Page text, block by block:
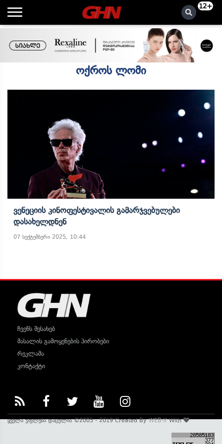
12+
ოქროს ლომი
Ვენეციის Კინოფესტივალის Გამარჯვებულები
Დასახელდნენ
07 სექტემბერი 2025, 10:44
ჩვენს შესახებ
მასალის გამოყენების პირობები
რეკლამა
კონტაქტი
ყველა უფლება დაცულია ©2005 - 2019 Created ByWEB-XWith